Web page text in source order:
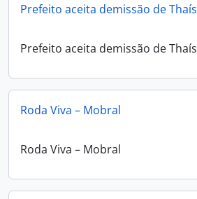
Prefeito aceita demissão de Thaís
Prefeito aceita demissão de Thaís
Roda Viva – Mobral
Roda Viva – Mobral